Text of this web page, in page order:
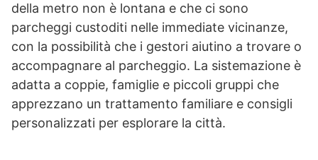
della metro non è lontana e che ci sono
parcheggi custoditi nelle immediate vicinanze,
con la possibilità che i gestori aiutino a trovare o
accompagnare al parcheggio. La sistemazione è
adatta a coppie, famiglie e piccoli gruppi che
apprezzano un trattamento familiare e consigli
personalizzati per esplorare la città.